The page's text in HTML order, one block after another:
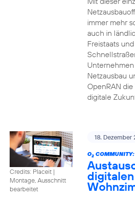
immer mehr
auch in
Freistaats
Netzausbau
OpenRAN
digitale
Credits: Placeit |
Montage, Ausschnitt
bearbeitet
18. Dezember
O2COMMUNITY:
digitalen